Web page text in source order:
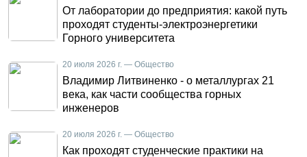
От лаборатории до предприятия: какой путь
проходят студенты-электроэнергетики
Горного университета
20 июля 2026 г. — Общество
Владимир Литвиненко - о металлургах 21
века, как части сообщества горных
инженеров
20 июля 2026 г. — Общество
Как проходят студенческие практики на